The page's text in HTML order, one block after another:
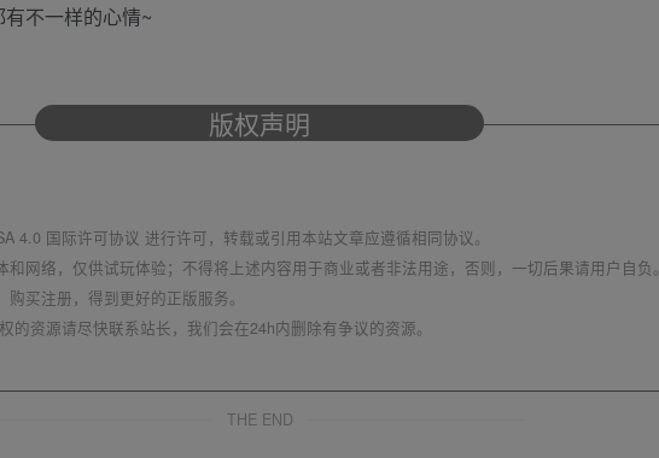
有不一样的心情~
版权声明
4.0 国际许可协议 进行许可，转载或引用本站文章应遵循相同协议。
网络，仅供试玩体验；不得将上述内容用于商业或者非法用途，否则，一切后果请用户自负。
买注册，得到更好的正版服务。
的资源请尽快联系站长，我们会在24h内删除有争议的资源。
THE END